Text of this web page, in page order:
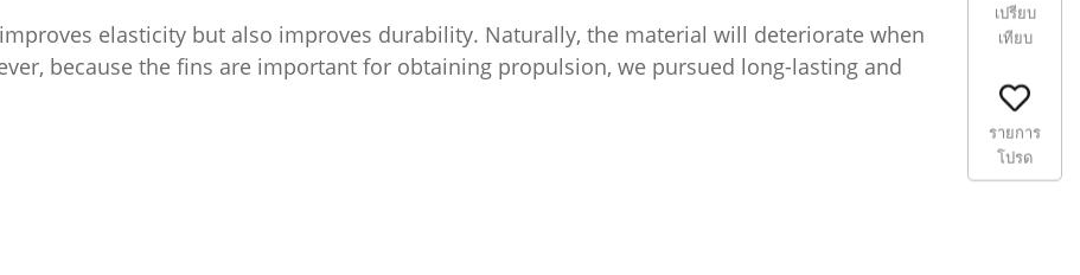
elasticity but also improves durability. Naturally, the material will deteriorate when
because the fins are important for obtaining propulsion, we pursued long-lasting and
เปรียบ
เทียบ
รายการ
โปรด